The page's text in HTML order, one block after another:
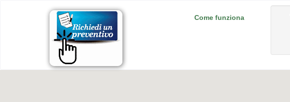
Come funziona